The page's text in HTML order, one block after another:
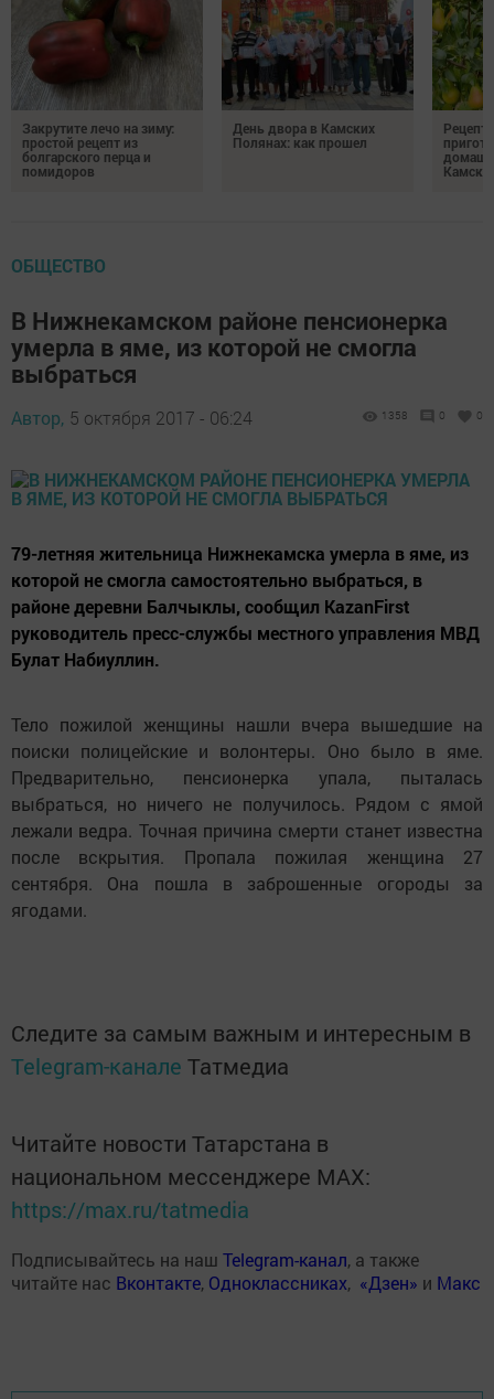
Закрутите лечо на зиму:
простой рецепт из
болгарского перца и
помидоров
День двора в Камских
Полянах: как прошел
ОБЩЕСТВО
В Нижнекамском районе пенсионерка
умерла в яме, из которой не смогла
выбраться
Автор, 5 октября 2017 - 06:24 1358 0 0
79-летняя жительница Нижнекамска умерла в яме, из
которой не смогла самостоятельно выбраться, в
районе деревни Балчыклы, сообщил KazanFirst
руководитель пресс-службы местного управления МВД
Булат Набиуллин.
Тело пожилой женщины нашли вчера вышедшие на
поиски полицейские и волонтеры. Оно было в яме.
Предварительно, пенсионерка упала, пыталась
выбраться, но ничего не получилось. Рядом с ямой
лежали ведра. Точная причина смерти станет известна
после вскрытия. Пропала пожилая женщина 27
сентября. Она пошла в заброшенные огороды за
ягодами.
Следите за самым важным и интересным в
Telegram-канале Татмедиа
Читайте новости Татарстана в
национальном мессенджере MАХ:
https://max.ru/tatmedia
Подписывайтесь на наш Telegram-канал, а также
читайте нас Вконтакте, Одноклассниках, «Дзен» и Макс